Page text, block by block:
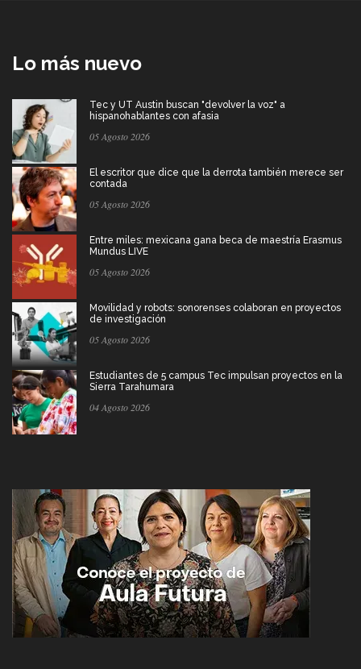
Lo más nuevo
Tec y UT Austin buscan "devolver la voz" a
hispanohablantes con afasia
05 Agosto 2026
El escritor que dice que la derrota también merece ser
contada
05 Agosto 2026
Entre miles: mexicana gana beca de maestría Erasmus
Mundus LIVE
05 Agosto 2026
Movilidad y robots: sonorenses colaboran en proyectos
de investigación
05 Agosto 2026
Estudiantes de 5 campus Tec impulsan proyectos en la
Sierra Tarahumara
04 Agosto 2026